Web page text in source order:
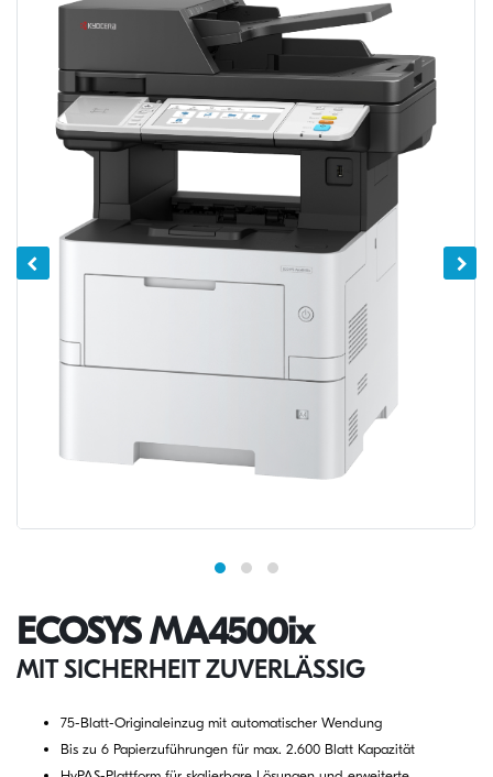
ECOSYS MA4500ix
MIT SICHERHEIT ZUVERLÄSSIG
75-Blatt-Originaleinzug mit automatischer Wendung
Bis zu 6 Papierzuführungen für max. 2.600 Blatt Kapazität